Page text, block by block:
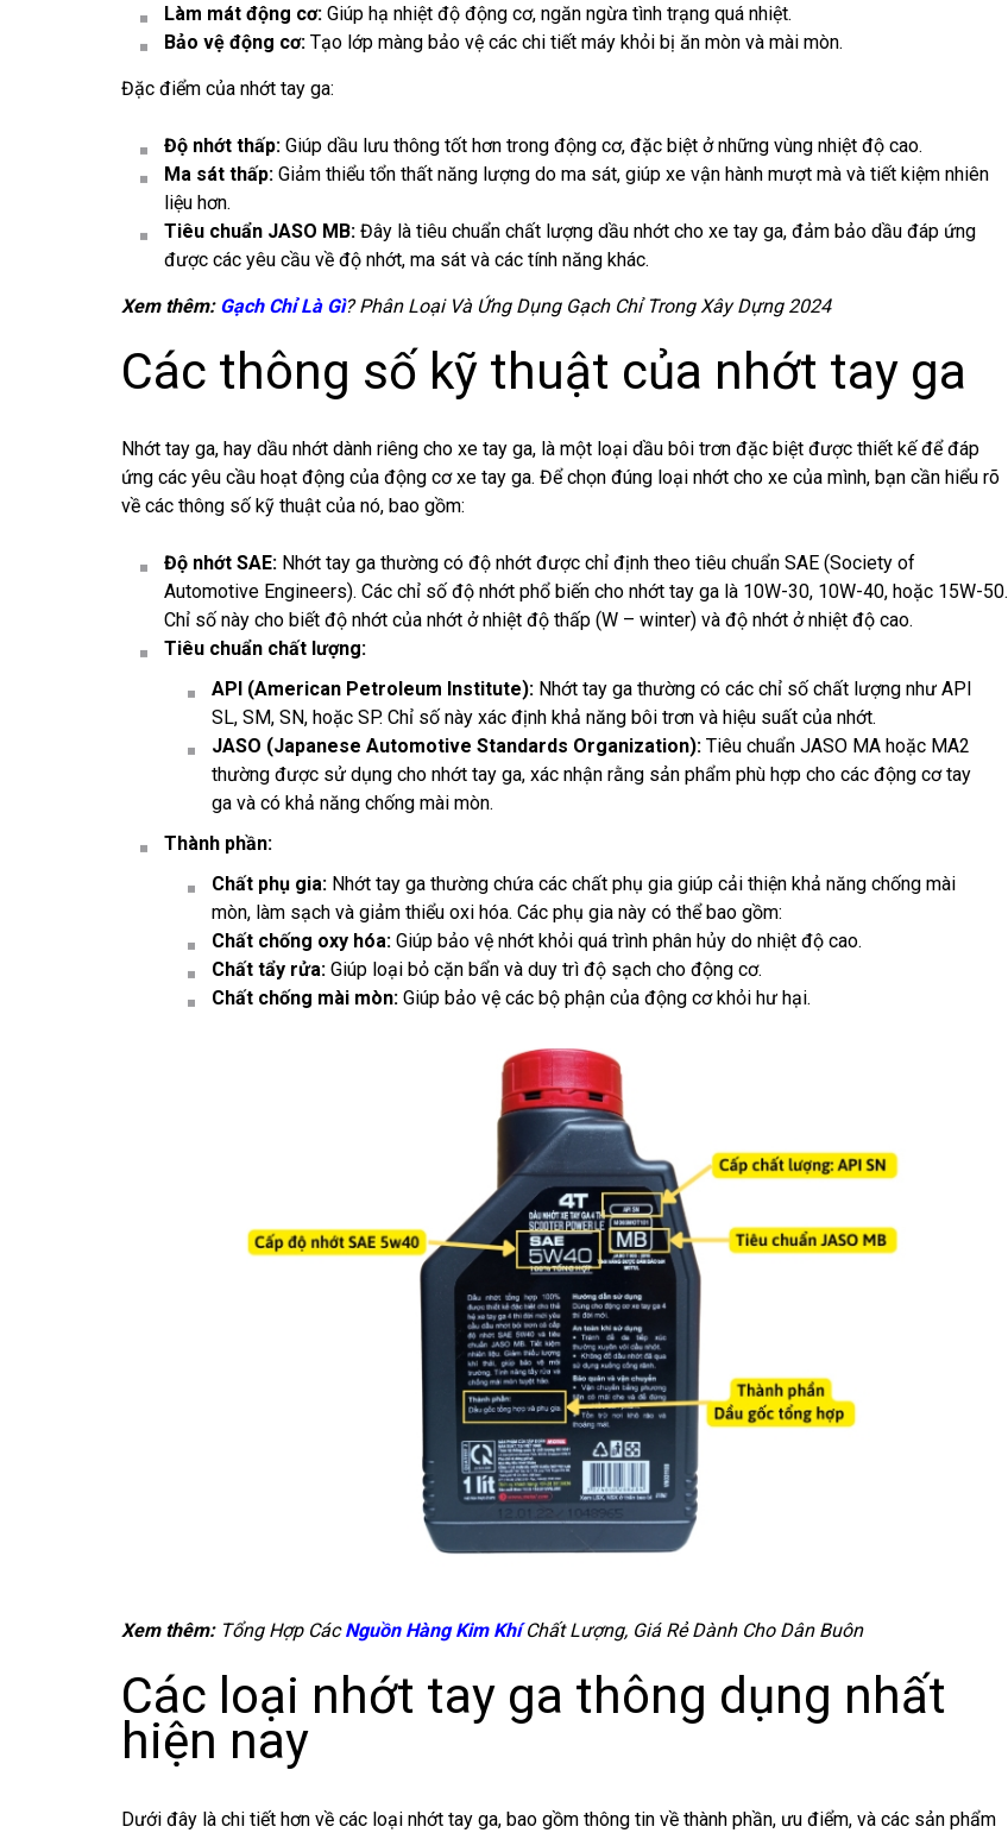
Làm mát động cơ: Giúp hạ nhiệt độ động cơ, ngăn ngừa tình trạng quá nhiệt.
Bảo vệ động cơ: Tạo lớp màng bảo vệ các chi tiết máy khỏi bị ăn mòn và mài mòn.
Đặc điểm của nhớt tay ga:
Độ nhớt thấp: Giúp dầu lưu thông tốt hơn trong động cơ, đặc biệt ở những vùng nhiệt độ cao.
Ma sát thấp: Giảm thiểu tổn thất năng lượng do ma sát, giúp xe vận hành mượt mà và tiết kiệm nhiên
liệu hơn.
Tiêu chuẩn JASO MB: Đây là tiêu chuẩn chất lượng dầu nhớt cho xe tay ga, đảm bảo dầu đáp ứng
được các yêu cầu về độ nhớt, ma sát và các tính năng khác.
Xem thêm: Gạch Chỉ Là Gì? Phân Loại Và Ứng Dụng Gạch Chỉ Trong Xây Dựng 2024
Các thông số kỹ thuật của nhớt tay ga
Nhớt tay ga, hay dầu nhớt dành riêng cho xe tay ga, là một loại dầu bôi trơn đặc biệt được thiết kế để đáp
ứng các yêu cầu hoạt động của động cơ xe tay ga. Để chọn đúng loại nhớt cho xe của mình, bạn cần hiểu rõ
về các thông số kỹ thuật của nó, bao gồm:
Độ nhớt SAE: Nhớt tay ga thường có độ nhớt được chỉ định theo tiêu chuẩn SAE (Society of
Automotive Engineers). Các chỉ số độ nhớt phổ biến cho nhớt tay ga là 10W-30, 10W-40, hoặc 15W-50.
Chỉ số này cho biết độ nhớt của nhớt ở nhiệt độ thấp (W – winter) và độ nhớt ở nhiệt độ cao.
Tiêu chuẩn chất lượng:
API (American Petroleum Institute): Nhớt tay ga thường có các chỉ số chất lượng như API
SL, SM, SN, hoặc SP. Chỉ số này xác định khả năng bôi trơn và hiệu suất của nhớt.
JASO (Japanese Automotive Standards Organization): Tiêu chuẩn JASO MA hoặc MA2
thường được sử dụng cho nhớt tay ga, xác nhận rằng sản phẩm phù hợp cho các động cơ tay
ga và có khả năng chống mài mòn.
Thành phần:
Chất phụ gia: Nhớt tay ga thường chứa các chất phụ gia giúp cải thiện khả năng chống mài
mòn, làm sạch và giảm thiểu oxi hóa. Các phụ gia này có thể bao gồm:
Chất chống oxy hóa: Giúp bảo vệ nhớt khỏi quá trình phân hủy do nhiệt độ cao.
Chất tẩy rửa: Giúp loại bỏ cặn bẩn và duy trì độ sạch cho động cơ.
Chất chống mài mòn: Giúp bảo vệ các bộ phận của động cơ khỏi hư hại.
Xem thêm: Tổng Hợp Các Nguồn Hàng Kim Khí Chất Lượng, Giá Rẻ Dành Cho Dân Buôn
Các loại nhớt tay ga thông dụng nhất
hiện nay
Dưới đây là chi tiết hơn về các loại nhớt tay ga, bao gồm thông tin về thành phần, ưu điểm, và các sản phẩm